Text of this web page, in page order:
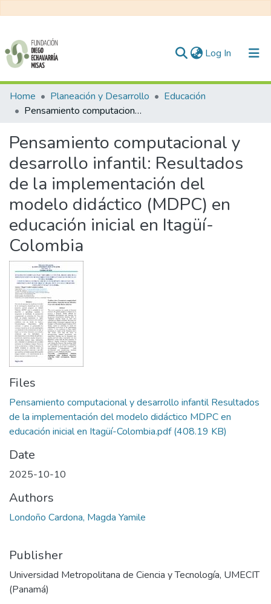
Log In (current)
Communities & Collections
All of DSpace
Statistics
Home Planeación y Desarrollo
Educación
Pensamiento computacional y desarrollo infantil: Resultados de la implementación del modelo didáctico (MDPC) en educación inicial en Itagüí-Colombia
Pensamiento computacional y
desarrollo infantil: Resultados
de la implementación del
modelo didáctico (MDPC) en
educación inicial en Itagüí-
Colombia
Files
Pensamiento computacional y desarrollo infantil Resultados
de la implementación del modelo didáctico MDPC en
educación inicial en Itagüí-Colombia.pdf(408.19 KB)
Date
2025-10-10
Authors
Londoño Cardona, Magda Yamile
Publisher
Universidad Metropolitana de Ciencia y Tecnología, UMECIT
(Panamá)